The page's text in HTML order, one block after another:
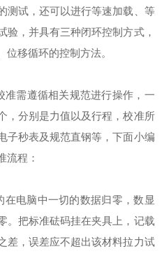
测试，还可以进行等速加载、等
验，并具有三种闭环控制方式，
移循环的控制方法。
准需遵循相关规范进行操作，一
，分别是力值以及行程，校准所
子秒表及规范直钢等，下面小编
流程：
电脑中一切的数据归零，数显
。把标准砝码挂在夹具上，记载
差，误差应不超出该材料拉力试